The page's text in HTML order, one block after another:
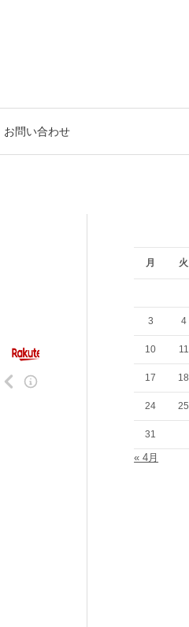
お問い合わせ
月 火
3 4
10 11
17 18
24 25
31
« 4月